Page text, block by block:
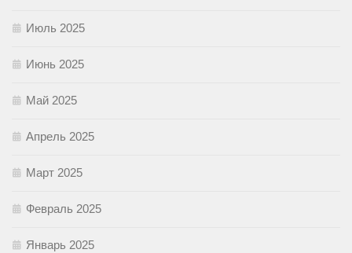
Июль 2025
Июнь 2025
Май 2025
Апрель 2025
Март 2025
Февраль 2025
Январь 2025